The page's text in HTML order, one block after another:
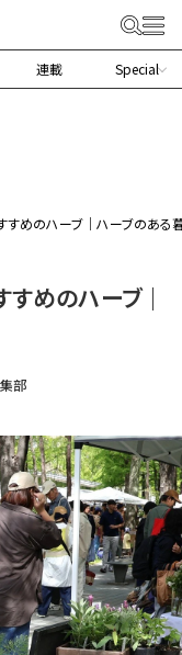
連載 Special
すめのハーブ｜ハーブのある
すめのハーブ｜
部